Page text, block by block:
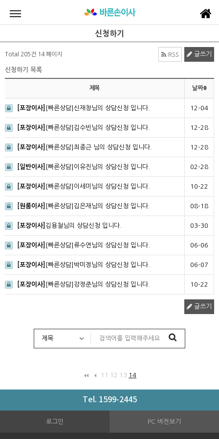
신청하기
Total 205건 14 페이지 RSS 글쓰기
신청하기 목록
제목 날짜
[포장이사] [빠른상담]신재창님의 상담신청 입니다. 12-04
[포장이사] [빠른상담]김수빈님의 상담신청 입니다. 12-28
[포장이사] [빠른상담]최종근 님의 상담신청 입니다. 12-28
[일반이사] [빠른상담]이유진님의 상담신청 입니다. 02-28
[포장이사] [빠른상담]이세미님의 상담신청 입니다. 10-22
[원룸이사] [빠른상담]김은재님의 상담신청 입니다. 08-18
[포장이사] 김용철님의 상담신청 입니다. 03-30
[포장이사] [빠른상담]류수연님의 상담신청 입니다. 06-06
[포장이사] [빠른상담]박미정님의 상담신청 입니다. 06-07
[포장이사] [빠른상담]강정준님의 상담신청 입니다. 10-22
글쓰기
11 12 13 14
Tel. 1599-2445
로그인 PC 버전보기